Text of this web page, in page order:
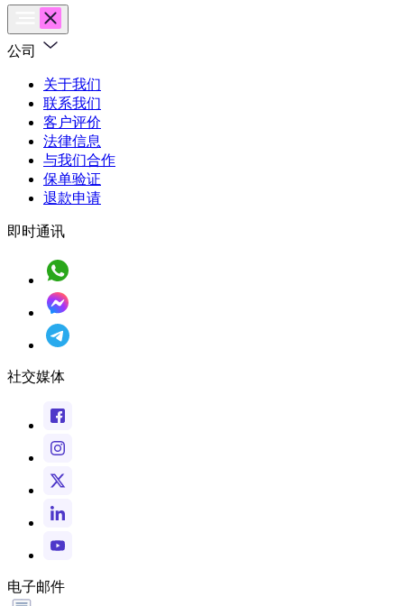
公司
关于我们
联系我们
客户评价
法律信息
与我们合作
保单验证
退款申请
即时通讯
社交媒体
电子邮件